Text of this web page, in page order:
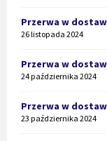
Przerwa w
26 listopada 2024
Przerwa w
24 października 2024
Przerwa w
23 października 2024